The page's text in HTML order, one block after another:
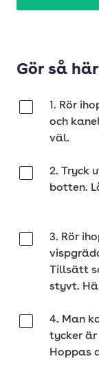
Gör så här
1. Rör
och
väl.
2. Tryck
botten.
3. Rör
Tillsätt
styvt.
4. Man
tycker
Hoppas